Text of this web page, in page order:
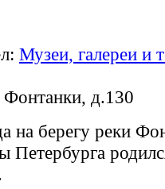
Музеи, галереи и
д.130
на берегу реки
Петербурга